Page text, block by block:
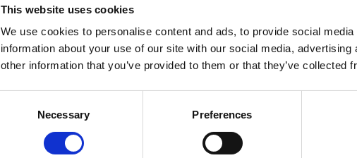
This website uses cookies
We use cookies to personalise content and ads, to provide social
information about your use of our site with our social media,
other information that you’ve provided to them or that they’ve collected
Necessary Preferences
sovelluksiin. Suomisen kuitukankaista valmistetut
terveyssiteet ja haavataitokset - luovat lisäarvoa kuluttajien ja
maailmaa. Suominen on pyyhintään tarkoitettujen
noin 600 työntekijää Euroopassa sekä Pohjois- ja Etelä-
liiketoimintojen liikevaihto vuonna 2014 oli 401,8 milj. euroa
www.suominen.fi.